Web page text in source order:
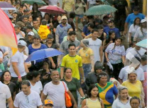
Next